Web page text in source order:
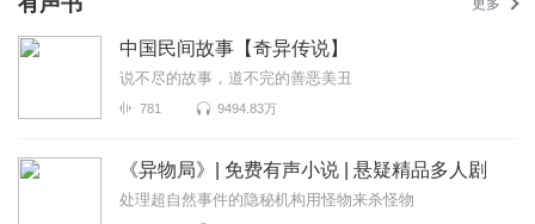
更多
中国民间故事【奇异传说】
说不尽的故事，道不完的善恶美丑
781 9494.83万
《异物局》| 免费有声小说 | 悬疑精品多人剧
处理超自然事件的隐秘机构用怪物来杀怪物